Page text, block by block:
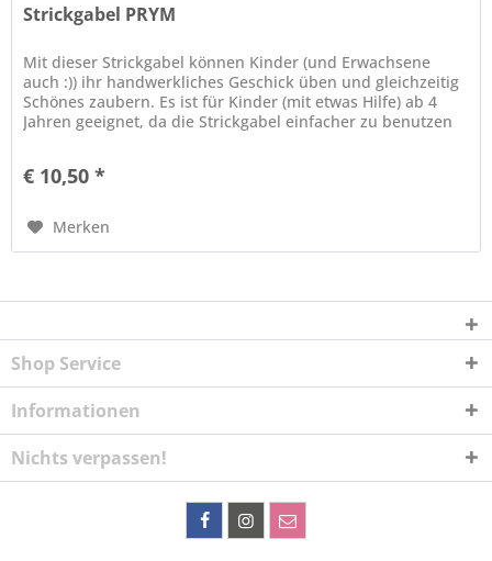
Strickgabel PRYM
Mit dieser Strickgabel können Kinder (und Erwachsene
auch :)) ihr handwerkliches Geschick üben und gleichzeitig
Schönes zaubern. Es ist für Kinder (mit etwas Hilfe) ab 4
Jahren geeignet, da die Strickgabel einfacher zu benutzen
€ 10,50 *
Merken
Shop Service
Informationen
Nichts verpassen!